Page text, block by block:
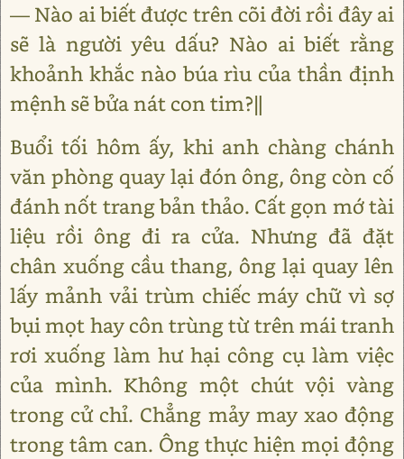
― Nào ai biết được trên cõi đời rồi đây ai
sẽ là người yêu dấu? Nào ai biết rằng
khoảnh khắc nào búa rìu của thần định
mệnh sẽ bửa nát con tim?‖
Buổi tối hôm ấy, khi anh chàng chánh
văn phòng quay lại đón ông, ông còn cố
đánh nốt trang bản thảo. Cất gọn mớ tài
liệu rồi ông đi ra cửa. Nhưng đã đặt
chân xuống cầu thang, ông lại quay lên
lấy mảnh vải trùm chiếc máy chữ vì sợ
bụi mọt hay côn trùng từ trên mái tranh
rơi xuống làm hư hại công cụ làm việc
của mình. Không một chút vội vàng
trong cử chỉ. Chẳng mảy may xao động
trong tâm can. Ông thực hiện mọi động